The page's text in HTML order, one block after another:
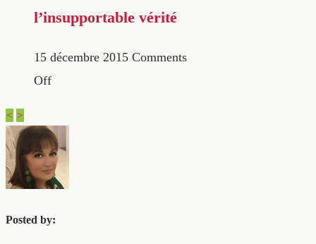
l’insupportable vérité
15 décembre 2015 Comments
Off
< >
Posted by: